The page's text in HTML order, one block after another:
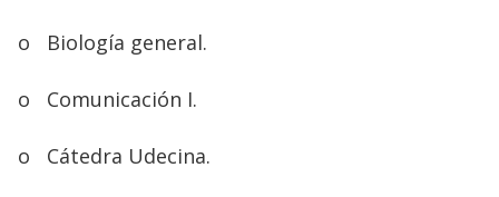
o Biología general.
o Comunicación I.
o Cátedra Udecina.